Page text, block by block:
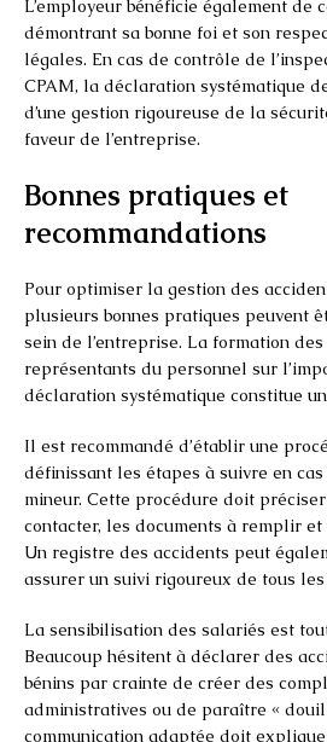
L’employeur bénéficie également de
démontrant sa bonne foi et son
légales. En cas de contrôle de
CPAM, la déclaration systématique
d’une gestion rigoureuse de la
faveur de l’entreprise.
Bonnes pratiques et
recommandations
Pour optimiser la gestion des
plusieurs bonnes pratiques peuvent
sein de l’entreprise. La formation
représentants du personnel sur
déclaration systématique constitue
Il est recommandé d’établir une
définissant les étapes à suivre en cas
mineur. Cette procédure doit
contacter, les documents à remplir
Un registre des accidents peut
assurer un suivi rigoureux de tous
La sensibilisation des salariés est
Beaucoup hésitent à déclarer des
bénins par crainte de créer des
administratives ou de paraître «
communication adaptée doit